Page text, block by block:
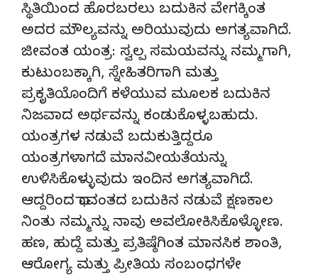
ಸ್ಥಿತಿಯಿಂದ ಹೊರಬರಲು ಬದುಕಿನ ವೇಗಕ್ಕಿಂತ
ಅದರ ಮೌಲ್ಯವನ್ನು ಅರಿಯುವುದು ಅಗತ್ಯವಾಗಿದೆ.
ಜೀವಂತ ಯಂತ್ರ: ಸ್ವಲ್ಪ ಸಮಯವನ್ನು ನಮ್ಮಗಾಗಿ,
ಕುಟುಂಬಕ್ಕಾಗಿ, ಸ್ನೇಹಿತರಿಗಾಗಿ ಮತ್ತು
ಪ್ರಕೃತಿಯೊಂದಿಗೆ ಕಳೆಯುವ ಮೂಲಕ ಬದುಕಿನ
ನಿಜವಾದ ಅರ್ಥವನ್ನು ಕಂಡುಕೊಳ್ಳಬಹುದು.
ಯಂತ್ರಗಳ ನಡುವೆ ಬದುಕುತ್ತಿದ್ದರೂ
ಯಂತ್ರಗಳಾಗದೆ ಮಾನವೀಯತೆಯನ್ನು
ಉಳಿಸಿಕೊಳ್ಳುವುದು ಇಂದಿನ ಅಗತ್ಯವಾಗಿದೆ.
ಆದ್ದರಿಂದ ಧಾವಂತದ ಬದುಕಿನ ನಡುವೆ ಕ್ಷಣಕಾಲ
ನಿಂತು ನಮ್ಮನ್ನು ನಾವು ಅವಲೋಕಿಸಿಕೊಳ್ಳೋಣ.
ಹಣ, ಹುದ್ದೆ ಮತ್ತು ಪ್ರತಿಷ್ಠೆಗಿಂತ ಮಾನಸಿಕ ಶಾಂತಿ,
ಆರೋಗ್ಯ ಮತ್ತು ಪ್ರೀತಿಯ ಸಂಬಂಧಗಳೇ